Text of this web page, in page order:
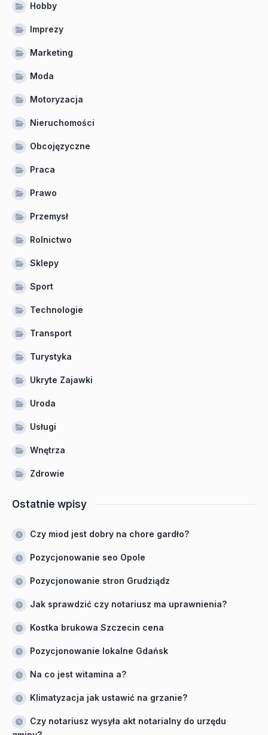
Hobby
Imprezy
Marketing
Moda
Motoryzacja
Nieruchomości
Obcojęzyczne
Praca
Prawo
Przemysł
Rolnictwo
Sklepy
Sport
Technologie
Transport
Turystyka
Ukryte Zajawki
Uroda
Usługi
Wnętrza
Zdrowie
Ostatnie wpisy
Czy miod jest dobry na chore gardło?
Pozycjonowanie seo Opole
Pozycjonowanie stron Grudziądz
Jak sprawdzić czy notariusz ma uprawnienia?
Kostka brukowa Szczecin cena
Pozycjonowanie lokalne Gdańsk
Na co jest witamina a?
Klimatyzacja jak ustawić na grzanie?
Czy notariusz wysyła akt notarialny do urzędu